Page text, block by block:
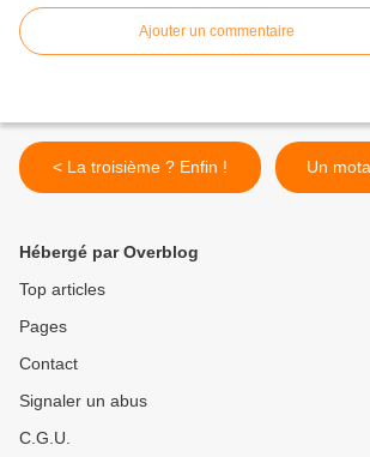
Ajouter un commentaire
< La troisième ? Enfin !
Hébergé par Overblog
Top articles
Pages
Contact
Signaler un abus
C.G.U.